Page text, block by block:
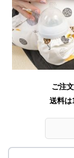
ご注
送料は